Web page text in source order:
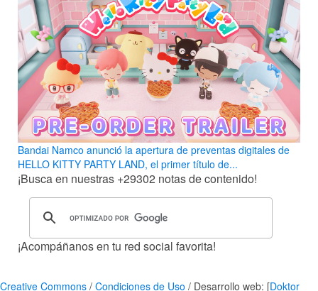
Bandai Namco anunció la apertura de preventas digitales de
HELLO KITTY PARTY LAND, el primer título de...
¡Busca en nuestras +29302 notas de contenido!
¡Acompáñanos en tu red social favorita!
Creative Commons / Condiciones de Uso / Desarrollo web: [Doktor